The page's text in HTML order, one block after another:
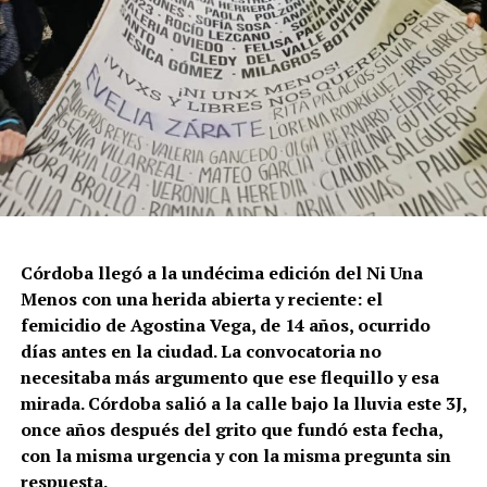
Córdoba llegó a la undécima edición del Ni Una
Menos con una herida abierta y reciente: el
femicidio de Agostina Vega, de 14 años, ocurrido
días antes en la ciudad. La convocatoria no
necesitaba más argumento que ese flequillo y esa
mirada. Córdoba salió a la calle bajo la lluvia este 3J,
once años después del grito que fundó esta fecha,
con la misma urgencia y con la misma pregunta sin
respuesta.